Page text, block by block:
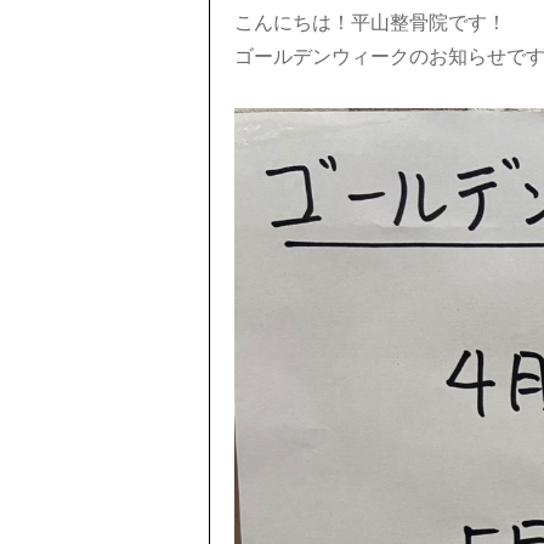
こんにちは！平山整骨院です！
ゴールデンウィークのお知らせで